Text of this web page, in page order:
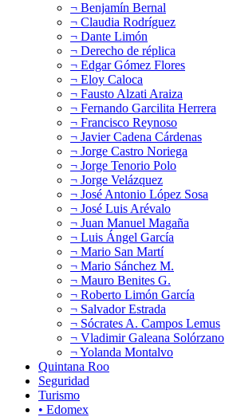
¬ Benjamín Bernal
¬ Claudia Rodríguez
¬ Dante Limón
¬ Derecho de réplica
¬ Edgar Gómez Flores
¬ Eloy Caloca
¬ Fausto Alzati Araiza
¬ Fernando Garcilita Herrera
¬ Francisco Reynoso
¬ Javier Cadena Cárdenas
¬ Jorge Castro Noriega
¬ Jorge Tenorio Polo
¬ Jorge Velázquez
¬ José Antonio López Sosa
¬ José Luis Arévalo
¬ Juan Manuel Magaña
¬ Luis Ángel García
¬ Mario San Martí
¬ Mario Sánchez M.
¬ Mauro Benites G.
¬ Roberto Limón García
¬ Salvador Estrada
¬ Sócrates A. Campos Lemus
¬ Vladimir Galeana Solórzano
¬ Yolanda Montalvo
Quintana Roo
Seguridad
Turismo
• Edomex